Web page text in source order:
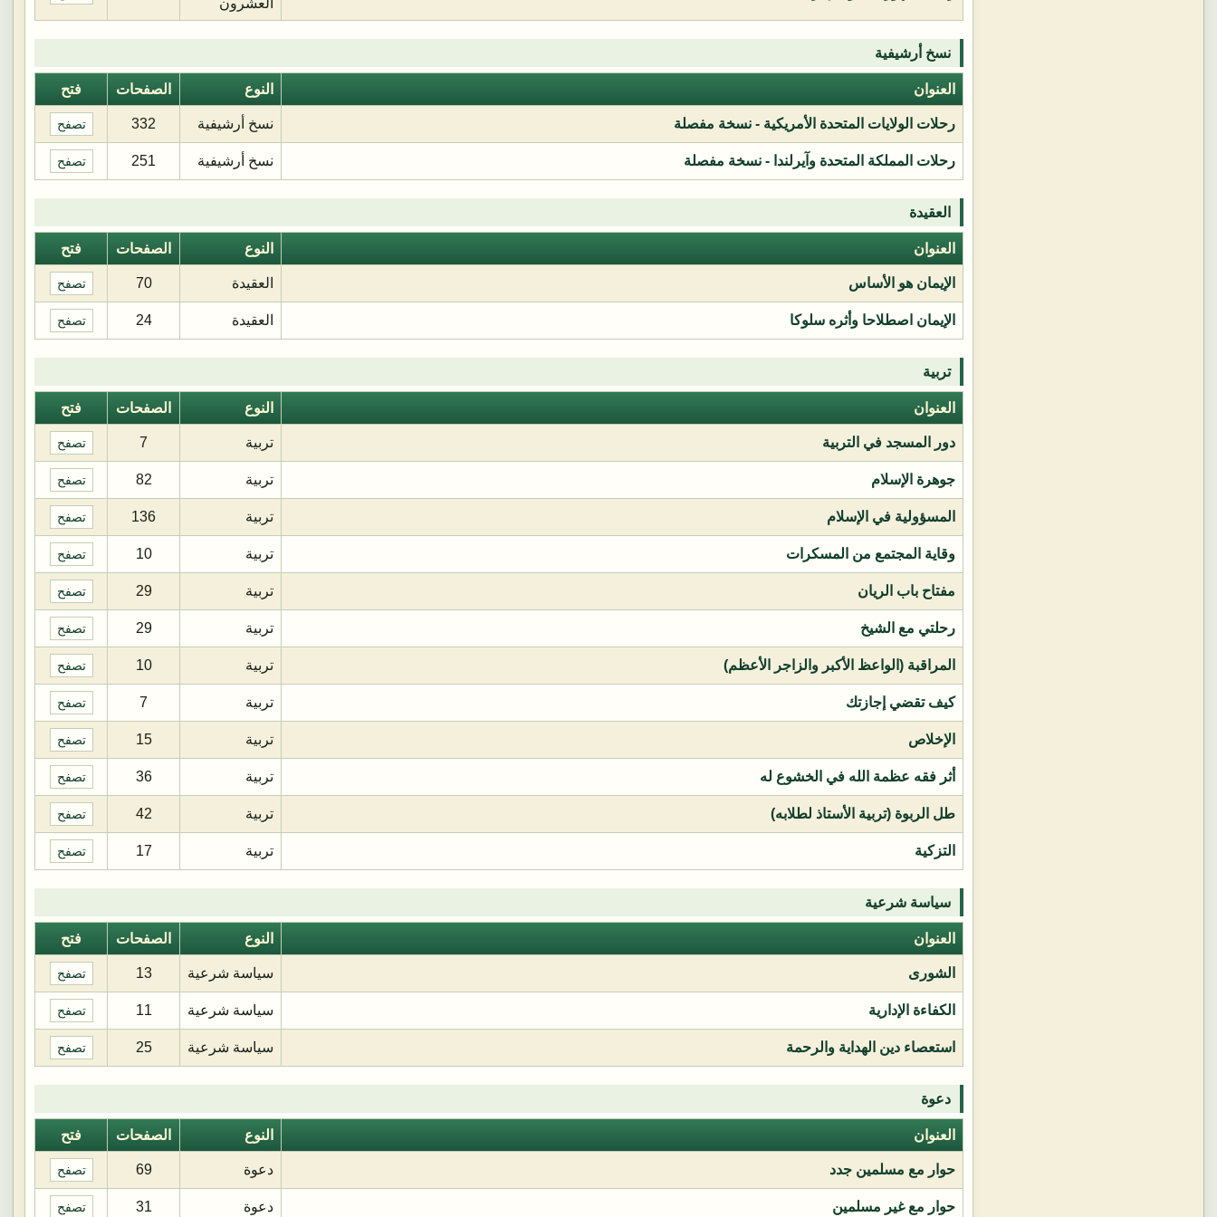
نسخ أرشيفية
العنوان النوع الصفحات فتح
رحلات الولايات المتحدة الأمريكية - نسخة مفصلة نسخ أرشيفية 332 تصفح
رحلات المملكة المتحدة وآيرلندا - نسخة مفصلة نسخ أرشيفية 251 تصفح
العقيدة
العنوان النوع الصفحات فتح
الإيمان هو الأساس العقيدة 70 تصفح
الإيمان اصطلاحا وأثره سلوكا العقيدة 24 تصفح
تربية
العنوان النوع الصفحات فتح
دور المسجد في التربية تربية 7 تصفح
جوهرة الإسلام تربية 82 تصفح
المسؤولية في الإسلام تربية 136 تصفح
وقاية المجتمع من المسكرات تربية 10 تصفح
مفتاح باب الريان تربية 29 تصفح
رحلتي مع الشيخ تربية 29 تصفح
المراقبة (الواعظ الأكبر والزاجر الأعظم) تربية 10 تصفح
كيف تقضي إجازتك تربية 7 تصفح
الإخلاص تربية 15 تصفح
أثر فقه عظمة الله في الخشوع له تربية 36 تصفح
طل الربوة (تربية الأستاذ لطلابه) تربية 42 تصفح
التزكية تربية 17 تصفح
سياسة شرعية
العنوان النوع الصفحات فتح
الشورى سياسة شرعية 13 تصفح
الكفاءة الإدارية سياسة شرعية 11 تصفح
استعصاء دين الهداية والرحمة سياسة شرعية 25 تصفح
دعوة
العنوان النوع الصفحات فتح
حوار مع مسلمين جدد دعوة 69 تصفح
حوار مع غير مسلمين دعوة 31 تصفح